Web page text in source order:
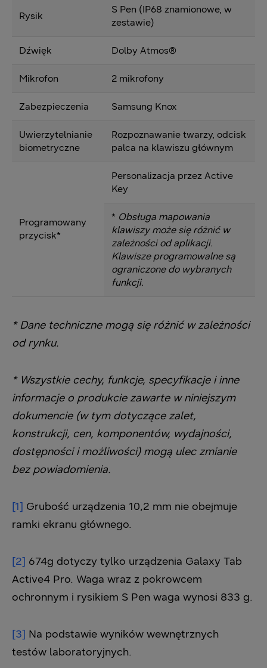
Rysik
S Pen (IP68 znamionowe, w
zestawie)
Dźwięk Dolby Atmos®
Mikrofon 2 mikrofony
Zabezpieczenia Samsung Knox
Uwierzytelnianie
biometryczne
Rozpoznawanie twarzy, odcisk
palca na klawiszu głównym
Programowany
przycisk*
Personalizacja przez Active
Key
* Obsługa mapowania
klawiszy może się różnić w
zależności od aplikacji.
Klawisze programowalne są
ograniczone do wybranych
funkcji.
* Dane techniczne mogą się różnić w zależności
od rynku.
* Wszystkie cechy, funkcje, specyfikacje i inne
informacje o produkcie zawarte w niniejszym
dokumencie (w tym dotyczące zalet,
konstrukcji, cen, komponentów, wydajności,
dostępności i możliwości) mogą ulec zmianie
bez powiadomienia.
[1] Grubość urządzenia 10,2 mm nie obejmuje
ramki ekranu głównego.
[2] 674g dotyczy tylko urządzenia Galaxy Tab
Active4 Pro. Waga wraz z pokrowcem
ochronnym i rysikiem S Pen waga wynosi 833 g.
[3] Na podstawie wyników wewnętrznych
testów laboratoryjnych.